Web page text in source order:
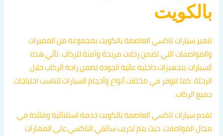
بالكويت
تتميز سيارات تاكسي العاصمة بالكويت بمجموعة من المميزات
والمواصفات التي تضمن رحلات مريحة وآمنة للركاب. تأتي هذه
السيارات بتجهيزات داخلية عالية الجودة تضمن راحة الركاب خلال
الرحلة. كما تتوفر في مختلف أنواع وأحجام السيارات لتناسب احتياجات
جميع الركاب.
تقدم سيارات تاكسي العاصمة بالكويت خدمة استثنائية وقائدة في
مجال المواصلات. حيث يتم تدريب سائقي التاكسي على المهارات